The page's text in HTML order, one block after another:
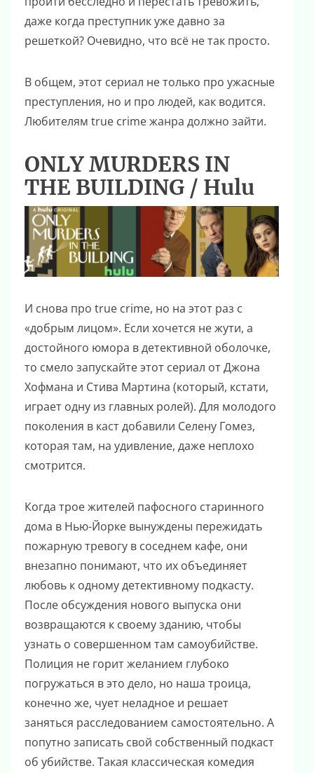
даже когда преступник уже давно за
решеткой? Очевидно, что всё не так просто.
В общем, этот сериал не только про ужасные
преступления, но и про людей, как водится.
Любителям true crime жанра должно зайти.
ONLY MURDERS IN
THE BUILDING / Hulu
И снова про true crime, но на этот раз с
«добрым лицом». Если хочется не жути, а
достойного юмора в детективной оболочке,
то смело запускайте этот сериал от Джона
Хофмана и Стива Мартина (который, кстати,
играет одну из главных ролей). Для молодого
поколения в каст добавили Селену Гомез,
которая там, на удивление, даже неплохо
смотрится.
Когда трое жителей пафосного старинного
дома в Нью-Йорке вынуждены пережидать
пожарную тревогу в соседнем кафе, они
внезапно понимают, что их объединяет
любовь к одному детективному подкасту.
После обсуждения нового выпуска они
возвращаются к своему зданию, чтобы
узнать о совершенном там самоубийстве.
Полиция не горит желанием глубоко
погружаться в это дело, но наша троица,
конечно же, чует неладное и решает
заняться расследованием самостоятельно. А
попутно записать свой собственный подкаст
об убийстве. Такая классическая комедия